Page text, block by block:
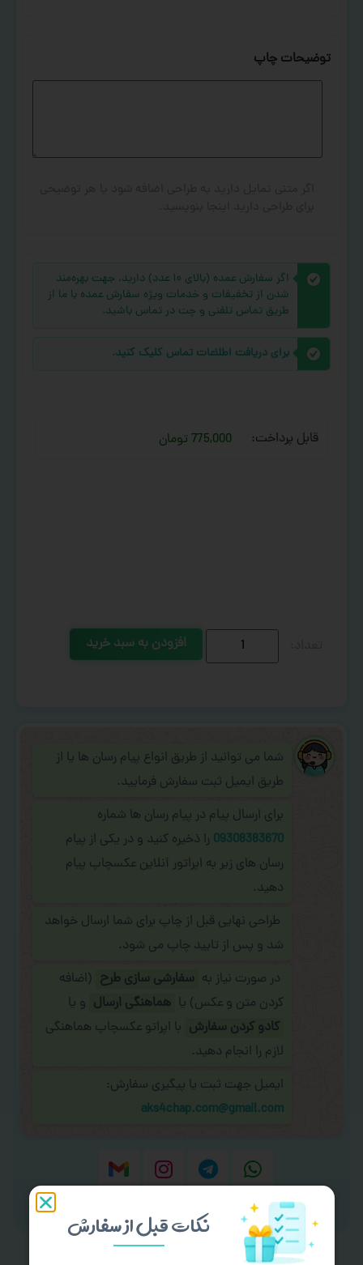
توضیحات چاپ
اگر سفارش عمده (بالای ۱۰ عدد) دارید، جهت بهره‌مند
شدن از تخفیفات و خدمات ویژه سفارش عمده با ما از
طریق تماس تلفنی و چت در تماس باشید.
برای دریافت اطلاعات تماس کلیک کنید.
قابل پرداخت: 775,000 تومان
افزودن به سبد خرید
شما می توانید از طریق انواع پیام رسان ها یا از
طریق ایمیل ثبت سفارش فرمایید.
برای ارسال پیام در پیام رسان ها شماره
09308383670 را ذخیره کنید و در یکی از پیام
رسان های زیر به اپراتور آنلاین عکسچاپ پیام
دهید.
طراحی نهایی قبل از چاپ برای شما ارسال خواهد
شد و پس از تایید چاپ می شود.
در صورت نیاز به سفارشی سازی طرح (اضافه
کردن متن و عکس) یا هماهنگی ارسال و یا
کادو کردن سفارش با اپراتو عکسچاپ هماهنگی
لازم را انجام دهید.
ایمیل جهت ثبت یا پیگیری سفارش:
aks4chap.com@gmail.com
برای ارسال پیام کلیک کنید
نکات قبل از سفارش